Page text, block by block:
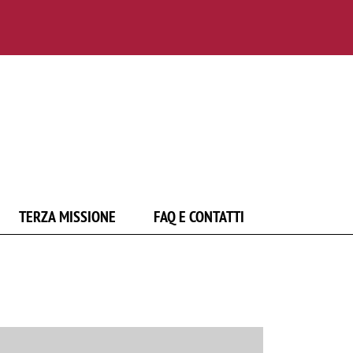
TERZA MISSIONE FAQ E CONTATTI